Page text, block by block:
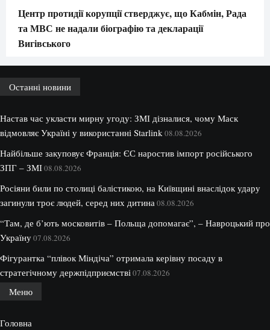
Центр протидії корупції стверджує, що Кабмін, Рада
та МВС не надали біографію та декларації
Вигівського
Останні новини
Настав час укласти мирну угоду: ЗМІ дізналися, чому Маск
відмовляє Україні у використанні Starlink08.08.2026
Найбільше закуповує Франція: ЄС наростив імпорт російського
ЗПГ – ЗМІ08.08.2026
Росіяни били по столиці балістикою, на Київщині внаслідок удару
загинули троє людей, серед них дитина08.08.2026
“Там, де б’ють московитів – Польща допомагає”, – Навроцький про
Україну07.08.2026
Фігурантка “плівок Міндіча” отримала керівну посаду в
стратегічному держпідприємстві07.08.2026
Меню
Головна